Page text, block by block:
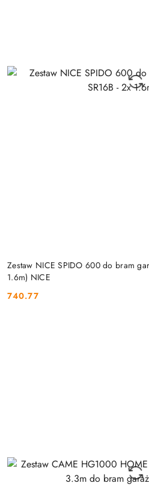
Zestaw NICE SPIDO 600 do bram
1.6m) NICE
Cena:
740.77